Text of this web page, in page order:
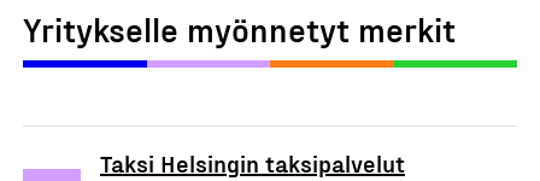
Yritykselle myönnetyt merkit
Taksi Helsingin taksipalvelut